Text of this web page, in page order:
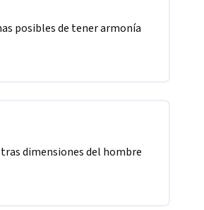
posibles de tener armonía
dimensiones del hombre